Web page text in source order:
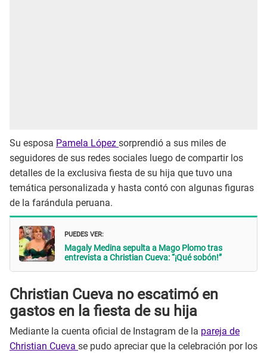
Su esposa Pamela López sorprendió a sus miles de
seguidores de sus redes sociales luego de compartir los
detalles de la exclusiva fiesta de su hija que tuvo una
temática personalizada y hasta contó con algunas figuras
de la farándula peruana.
PUEDES VER:
Magaly Medina sepulta a Mago Plomo tras
entrevista a Christian Cueva: “¡Qué sobón!”
Christian Cueva no escatimó en
gastos en la fiesta de su hija
Mediante la cuenta oficial de Instagram de la pareja de
Christian Cueva se pudo apreciar que la celebración por los